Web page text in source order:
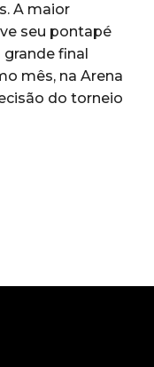
A maior
seu pontapé
final
mês, na Arena
do torneio